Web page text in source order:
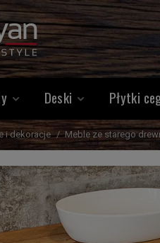
Deski Płytki
i dekoracje Meble ze starego